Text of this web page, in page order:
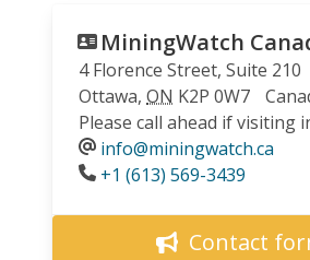
MiningWatch
4 Florence Street, Suite 210
Ottawa, ON K2P 0W7
Please call ahead if visiting
info@miningwatch.ca
Phone
+1 (613) 569-3439
Contact